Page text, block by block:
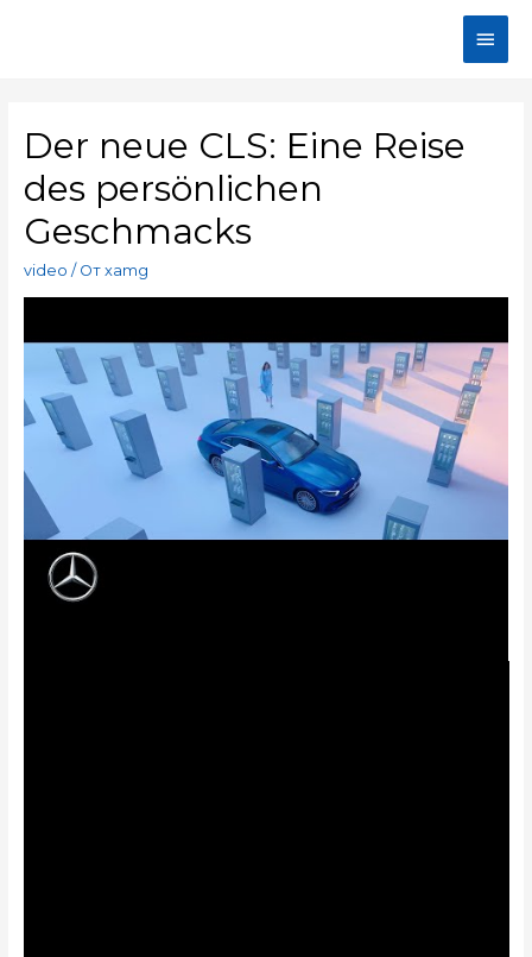
Der neue CLS: Eine Reise
des persönlichen
Geschmacks
video / От xamg